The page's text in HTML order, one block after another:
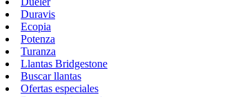
Duravis
Ecopia
Potenza
Turanza
Llantas Bridgestone
Buscar llantas
Ofertas especiales